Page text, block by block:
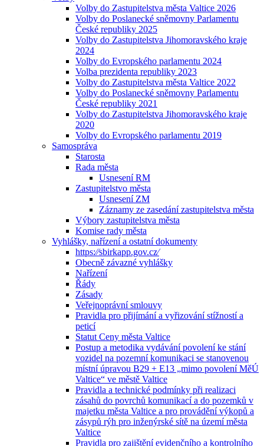
Volby do Zastupitelstva města Valtice 2026
Volby do Poslanecké sněmovny Parlamentu
České republiky 2025
Volby do Zastupitelstva Jihomoravského kraje
2024
Volby do Evropského parlamentu 2024
Volba prezidenta republiky 2023
Volby do Zastupitelstva města Valtice 2022
Volby do Poslanecké sněmovny Parlamentu
České republiky 2021
Volby do Zastupitelstva Jihomoravského kraje
2020
Volby do Evropského parlamentu 2019
Samospráva
Starosta
Rada města
Usnesení RM
Zastupitelstvo města
Usnesení ZM
Záznamy ze zasedání zastupitelstva města
Výbory zastupitelstva města
Komise rady města
Vyhlášky, nařízení a ostatní dokumenty
https:⁄⁄sbirkapp.gov.cz⁄
Obecně závazné vyhlášky
Nařízení
Řády
Zásady
Veřejnoprávní smlouvy
Pravidla pro přijímání a vyřizování stížností a
peticí
Statut Ceny města Valtice
Postup a metodika vydávání povolení ke stání
vozidel na pozemní komunikaci se stanovenou
místní úpravou B29 + E13 „mimo povolení MěÚ
Valtice“ ve městě Valtice
Pravidla a technické podmínky při realizaci
zásahů do povrchů komunikací a do pozemků v
majetku města Valtice a pro provádění výkopů a
zásypů rýh pro inženýrské sítě na území města
Valtice
Pravidla pro zajištění evidenčního a kontrolního